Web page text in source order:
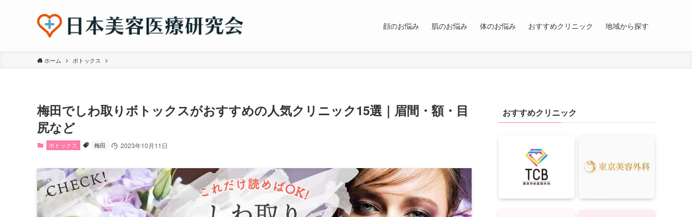
顔のお悩み 肌のお悩み 体のお悩み おすすめクリニック 地域から探す
ホーム ボトックス
梅田でしわ取りボトックスがおすすめの人気クリニック15選｜眉間・額・目
尻など
ボトックス 梅田 2023年10月11日
おすすめクリニック